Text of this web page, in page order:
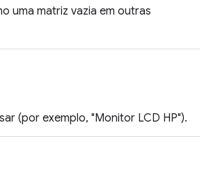
uma matriz vazia em outras
(por exemplo, "Monitor LCD HP").